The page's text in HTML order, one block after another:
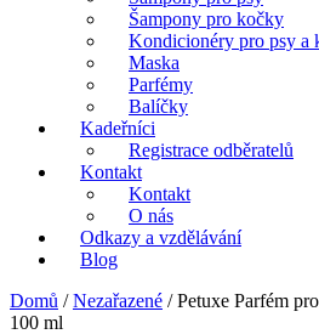
Šampony pro kočky
Kondicionéry pro psy a
Maska
Parfémy
Balíčky
Kadeřníci
Registrace odběratelů
Kontakt
Kontakt
O nás
Odkazy a vzdělávání
Blog
Domů /Nezařazené / Petuxe Parfém
100 ml